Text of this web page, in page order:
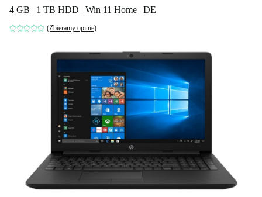
4 GB | 1 TB HDD | Win 11 Home | DE
(Zbieramy opinie)